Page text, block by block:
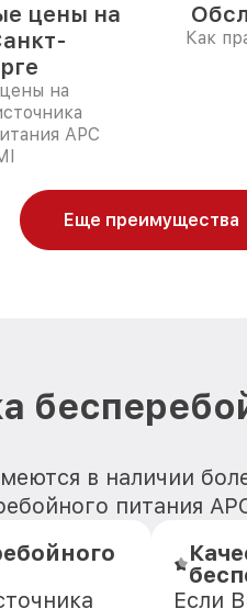
цены на
на
APC
Как
Еще преимущества
в наличии
питания
Если